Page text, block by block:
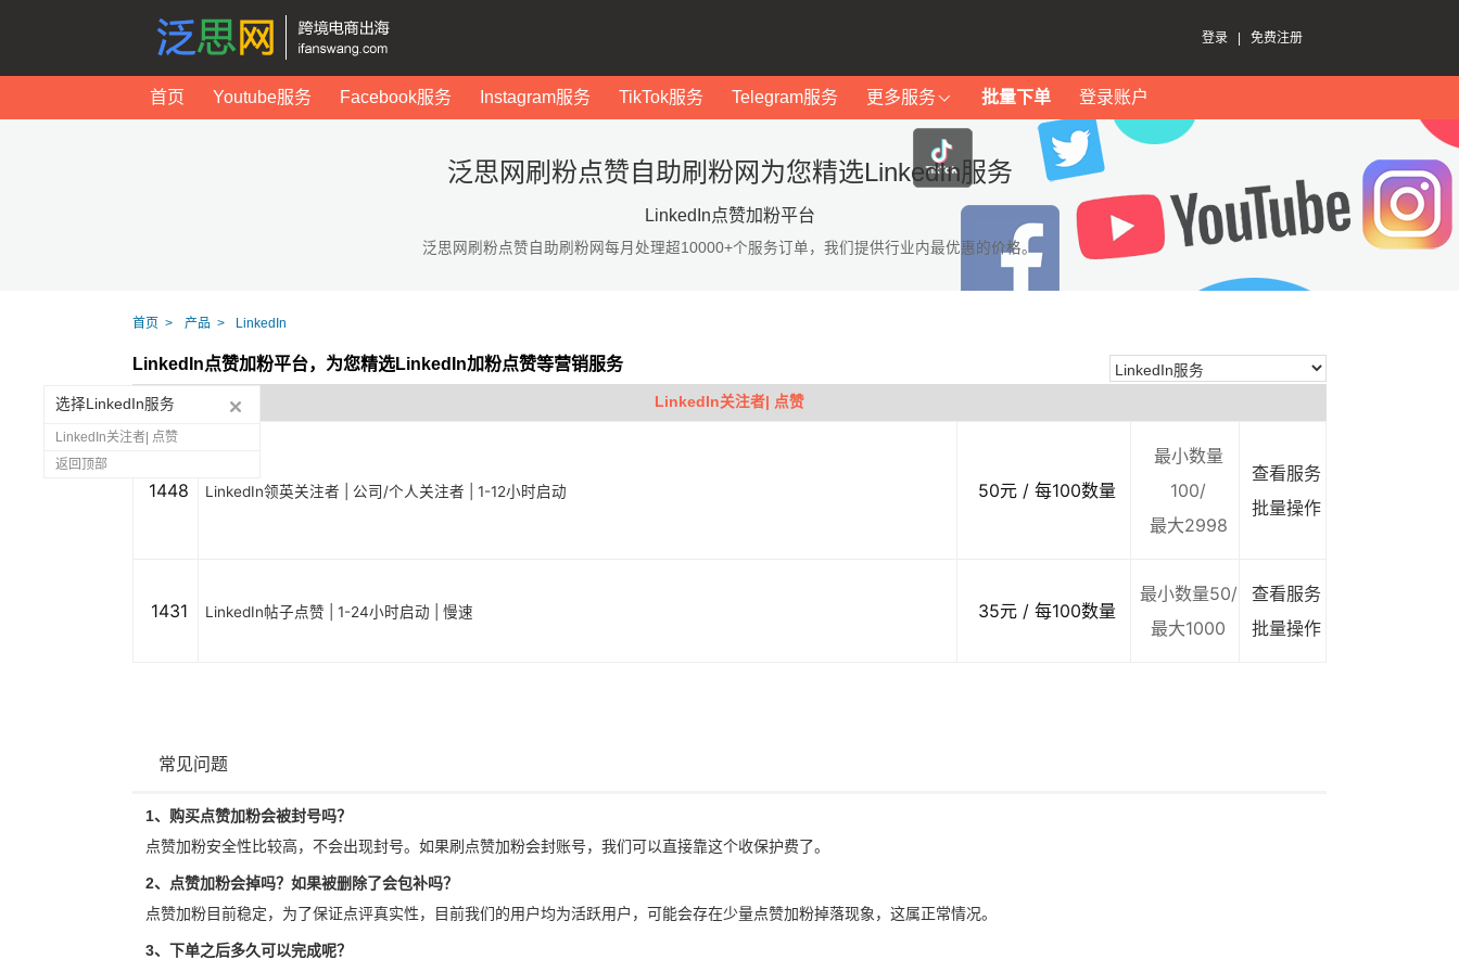
登录 免费注册
首页 Youtube服务 Facebook服务 Instagram服务 TikTok服务 Telegram服务 更多服务 批量下单 登录账户
泛思网刷粉点赞自助刷粉网为您精选LinkedIn服务
LinkedIn点赞加粉平台
泛思网刷粉点赞自助刷粉网每月处理超10000+个服务订单，我们提供行业内最优惠的价格。
首页 产品 LinkedIn
LinkedIn点赞加粉平台，为您精选LinkedIn加粉点赞等营销服务
LinkedIn关注者| 点赞
1448 LinkedIn领英关注者 | 公司/个人关注者 | 1-12小时启动 50元 / 每100数量
最小数量
100/
最大2998
查看服务
批量操作
1431 LinkedIn帖子点赞 | 1-24小时启动 | 慢速 35元 / 每100数量
最小数量50/
最大1000
查看服务
批量操作
常见问题
1、购买点赞加粉会被封号吗？
点赞加粉安全性比较高，不会出现封号。如果刷点赞加粉会封账号，我们可以直接靠这个收保护费了。
2、点赞加粉会掉吗？如果被删除了会包补吗？
点赞加粉目前稳定，为了保证点评真实性，目前我们的用户均为活跃用户，可能会存在少量点赞加粉掉落现象，这属正常情况。
3、下单之后多久可以完成呢？
选择LinkedIn服务
LinkedIn关注者| 点赞
返回顶部